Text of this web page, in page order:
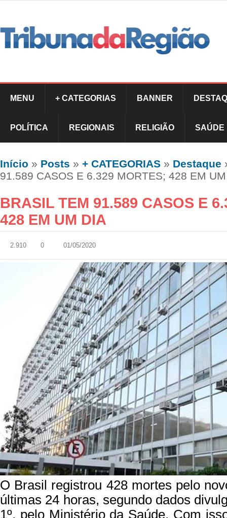
MENU + CATEGORIAS BANNER
POLÍTICA REGIONAIS RELIGIÃO SAÚDE
Início » Posts » + CATEGORIAS » Destaque
91.589 CASOS E 6.329 MORTES; 428 EM
BRASIL TEM 91.589 CASOS E
428 EM UM DIA
2.910 0 01/05/2020
O Brasil registrou 428 mortes pelo
últimas 24 horas, segundo dados
1º, pelo Ministério da Saúde. Com